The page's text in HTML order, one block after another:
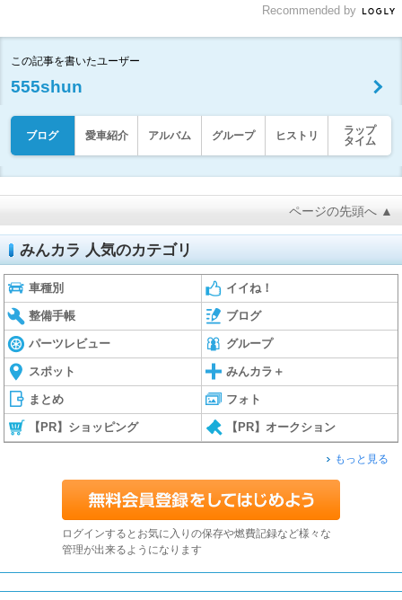
Recommended by
この記事を書いたユーザー
555shun
ブログ 愛車紹介 アルバム グループ ヒストリ
ラップ
タイム
ページの先頭へ ▲
みんカラ 人気のカテゴリ
車種別 イイね！
整備手帳 ブログ
パーツレビュー グループ
スポット みんカラ＋
まとめ フォト
【PR】ショッピング 【PR】オークション
もっと見る
ログインするとお気に入りの保存や燃費記録など様々な
管理が出来るようになります